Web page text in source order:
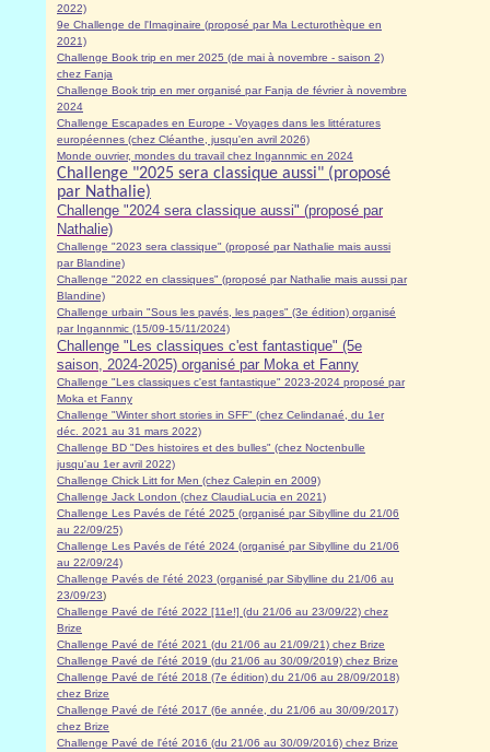
2022)
9e Challenge de l'Imaginaire (proposé par Ma Lecturothèque en
2021)
Challenge Book trip en mer 2025 (de mai à novembre - saison 2)
chez Fanja
Challenge Book trip en mer organisé par Fanja de février à novembre
2024
Challenge Escapades en Europe - Voyages dans les littératures
européennes (chez Cléanthe, jusqu'en avril 2026)
Monde ouvrier, mondes du travail chez Ingannmic en 2024
Challenge "2025 sera classique aussi" (proposé
par Nathalie)
Challenge "2024 sera classique aussi" (proposé par
Nathalie)
Challenge "2023 sera classique" (proposé par Nathalie mais aussi
par Blandine)
Challenge "2022 en classiques" (proposé par Nathalie mais aussi par
Blandine)
Challenge urbain "Sous les pavés, les pages" (3e édition) organisé
par Ingannmic (15/09-15/11/2024)
Challenge "Les classiques c'est fantastique" (5e
saison, 2024-2025) organisé par Moka et Fanny
Challenge "Les classiques c'est fantastique" 2023-2024 proposé par
Moka et Fanny
Challenge "Winter short stories in SFF" (chez Celindanaé, du 1er
déc. 2021 au 31 mars 2022)
Challenge BD "Des histoires et des bulles" (chez Noctenbulle
jusqu'au 1er avril 2022)
Challenge Chick Litt for Men (chez Calepin en 2009)
Challenge Jack London (chez ClaudiaLucia en 2021)
Challenge Les Pavés de l'été 2025 (organisé par Sibylline du 21/06
au 22/09/25)
Challenge Les Pavés de l'été 2024 (organisé par Sibylline du 21/06
au 22/09/24)
Challenge Pavés de l'été 2023 (organisé par Sibylline du 21/06 au
23/09/23)
Challenge Pavé de l'été 2022 [11e!] (du 21/06 au 23/09/22) chez
Brize
Challenge Pavé de l'été 2021 (du 21/06 au 21/09/21) chez Brize
Challenge Pavé de l'été 2019 (du 21/06 au 30/09/2019) chez Brize
Challenge Pavé de l'été 2018 (7e édition) du 21/06 au 28/09/2018)
chez Brize
Challenge Pavé de l'été 2017 (6e année, du 21/06 au 30/09/2017)
chez Brize
Challenge Pavé de l'été 2016 (du 21/06 au 30/09/2016) chez Brize